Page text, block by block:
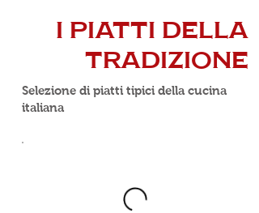
I PIATTI DELLA
TRADIZIONE
Selezione di piatti tipici della cucina
italiana